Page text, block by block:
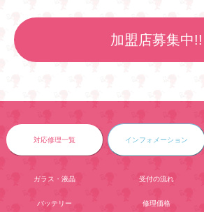
加盟店募集中!!
対応修理一覧
ガラス・液晶
バッテリー
インフォメーション
受付の流れ
修理価格